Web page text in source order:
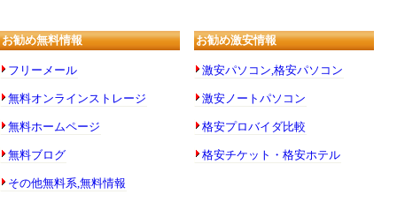
お勧め無料情報
フリーメール
無料オンラインストレージ
無料ホームページ
無料ブログ
その他無料系,無料情報
お勧め激安情報
激安パソコン,格安パソコン
激安ノートパソコン
格安プロバイダ比較
格安チケット・格安ホテル